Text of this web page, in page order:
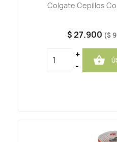
Colgate Cepillos
$ 27.900 ($
+
-
